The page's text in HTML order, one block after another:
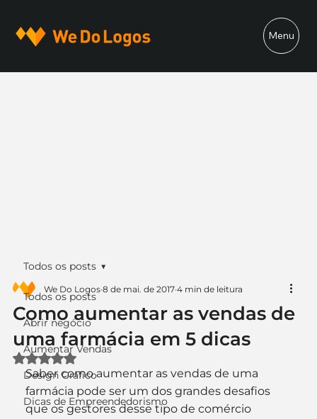
Menu
Todos os posts
Abrir negócio
Aumentar Vendas
Design Gráfico
Dicas de Empreendedorismo
Todos os posts
Como aumentar as vendas de
uma farmácia em 5 dicas
We Do Logos 8 de mai. de 2017 4 min de leitura
Avaliado com NaN de 5 estrelas.
Saber como aumentar as vendas de uma
farmácia pode ser um dos grandes desafios
que os gestores desse tipo de comércio